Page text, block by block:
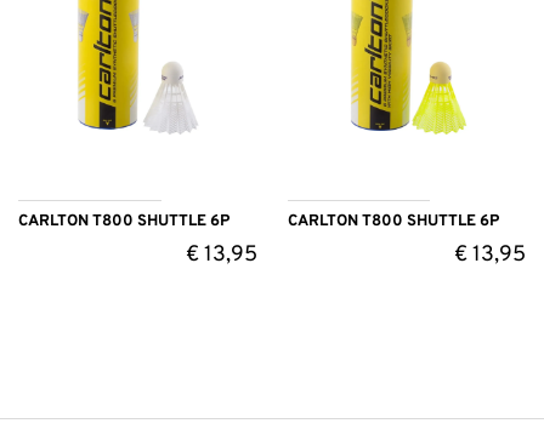
CARLTON T800 SHUTTLE 6P
€13,95
CARLTON T800 SHUTTLE 6P
€13,95